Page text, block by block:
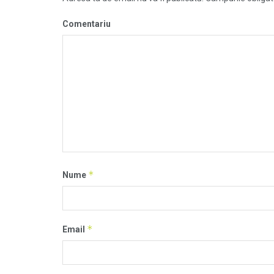
Comentariu
Nume *
Email *